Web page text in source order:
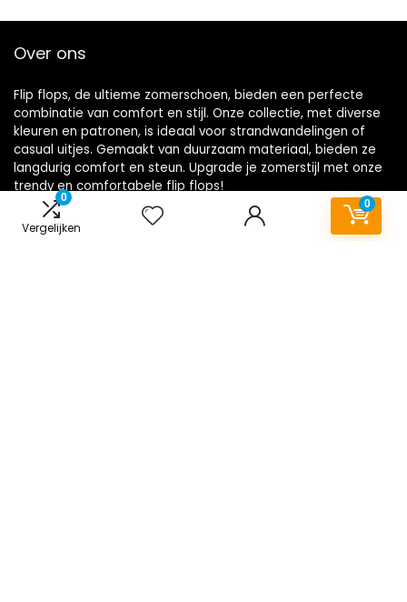
0
Vergelijken
0
Over ons
Flip flops, de ultieme zomerschoen, bieden een perfecte
combinatie van comfort en stijl. Onze collectie, met diverse
kleuren en patronen, is ideaal voor strandwandelingen of
casual uitjes. Gemaakt van duurzaam materiaal, bieden ze
langdurig comfort en steun. Upgrade je zomerstijl met onze
trendy en comfortabele flip flops!